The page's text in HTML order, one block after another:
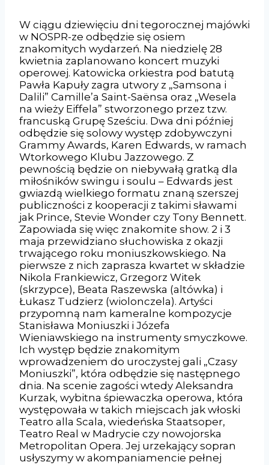
W ciągu dziewięciu dni tegorocznej majówki
w NOSPR-ze odbędzie się osiem
znakomitych wydarzeń. Na niedzielę 28
kwietnia zaplanowano koncert muzyki
operowej. Katowicka orkiestra pod batutą
Pawła Kapuły zagra utwory z „Samsona i
Dalili” Camille’a Saint-Saënsa oraz „Wesela
na wieży Eiffela” stworzonego przez tzw.
francuską Grupę Sześciu. Dwa dni później
odbędzie się solowy występ zdobywczyni
Grammy Awards, Karen Edwards, w ramach
Wtorkowego Klubu Jazzowego. Z
pewnością będzie on niebywałą gratką dla
miłośników swingu i soulu – Edwards jest
gwiazdą wielkiego formatu znaną szerszej
publiczności z kooperacji z takimi sławami
jak Prince, Stevie Wonder czy Tony Bennett.
Zapowiada się więc znakomite show. 2 i 3
maja przewidziano słuchowiska z okazji
trwającego roku moniuszkowskiego. Na
pierwsze z nich zaprasza kwartet w składzie
Nikola Frankiewicz, Grzegorz Witek
(skrzypce), Beata Raszewska (altówka) i
Łukasz Tudzierz (wiolonczela). Artyści
przypomną nam kameralne kompozycje
Stanisława Moniuszki i Józefa
Wieniawskiego na instrumenty smyczkowe.
Ich występ będzie znakomitym
wprowadzeniem do uroczystej gali „Czasy
Moniuszki”, która odbędzie się następnego
dnia. Na scenie zagości wtedy Aleksandra
Kurzak, wybitna śpiewaczka operowa, która
występowała w takich miejscach jak włoski
Teatro alla Scala, wiedeńska Staatsoper,
Teatro Real w Madrycie czy nowojorska
Metropolitan Opera. Jej urzekający sopran
usłyszymy w akompaniamencie pełnej